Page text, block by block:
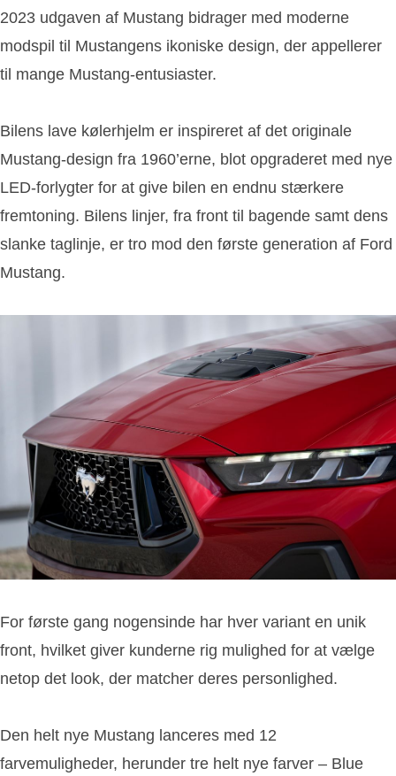
2023 udgaven af Mustang bidrager med moderne
modspil til Mustangens ikoniske design, der appellerer
til mange Mustang-entusiaster.
Bilens lave kølerhjelm er inspireret af det originale
Mustang-design fra 1960’erne, blot opgraderet med nye
LED-forlygter for at give bilen en endnu stærkere
fremtoning. Bilens linjer, fra front til bagende samt dens
slanke taglinje, er tro mod den første generation af Ford
Mustang.
For første gang nogensinde har hver variant en unik
front, hvilket giver kunderne rig mulighed for at vælge
netop det look, der matcher deres personlighed.
Den helt nye Mustang lanceres med 12
farvemuligheder, herunder tre helt nye farver – Blue